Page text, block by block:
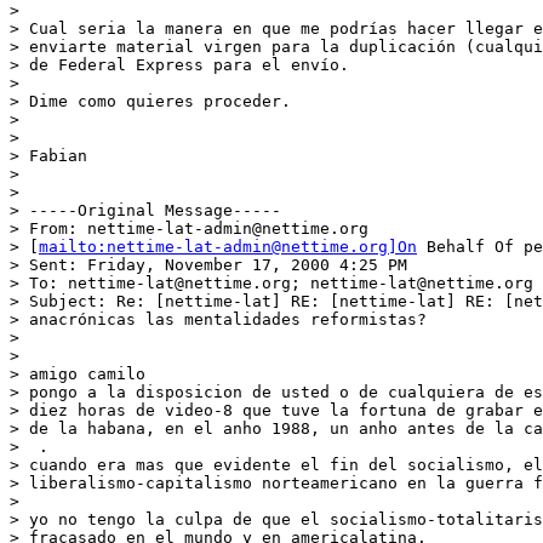
>
> Cual seria la manera en que me podrías hacer llegar
> enviarte material virgen para la duplicación
> de Federal Express para el envío.
>
> Dime como quieres proceder.
>
>
> Fabian
>
>
> -----Original Message-----
> From: nettime-lat-admin@nettime.org
> [ mailto:nettime-lat-admin@nettime.org]On Behalf Of pedro lopez casuso
> Sent: Friday, November 17, 2000 4:25 PM
> To: nettime-lat@nettime.org; nettime-lat@nettime.org
> Subject: Re: [nettime-lat] RE: [nettime-lat] RE: [nettime-lat] Son
> anacrónicas las mentalidades reformistas?
>
>
> amigo camilo
> pongo a la disposicion de usted o de cualquiera de esta lista
> diez horas de video-8 que tuve la fortuna de grabar en las propias calles
> de la habana, en el anho 1988, un anho antes de la caida del muro de berlin
>  .
> cuando era mas que evidente el fin del socialismo, el triunfo del
> liberalismo-capitalismo norteamericano en la guerra fria.
>
> yo no tengo la culpa de que el socialismo-totalitarismo-estatismo- haya
> fracasado en el mundo y en americalatina.
>
> simplemente he estado registrado el fenomeno desde el anho 1971, y
> lamentablemente no puedo decir que la guerra fria la haya ganado el
> socialismo. y, dado que se trata de una guerra ideologica, donde los medios
> de comunicacion libres, la libertad de expresion es el arma fundamental y
> mas poderosa, el socialismo, por su naturaleza cerrada, oscura y viciada,
> de logros sociales que se esconden porque no existen, esta condenado al
> fracaso, ayer, hoy y manhana. mucho mas ahora con internet, en la que todos
> tenemos acceso a los medios de produccion: las computadoras. fijese que yo
> no tengo nada mas que una computadora y un e-mail gratis, y ustedes no me
> van a callar. el silencio no cabe aqui.
>
> fui por primera vez a la habana (en 1988) invitado por el regimen, junto a
> un grupo de intelectuales y artistas venezolanos, para una serie de actos
> oficiales, inauguraciones, visitas guiadas a sitios puntuales para que
> vieramos los logros de la revolucion.
>
> y ahi estaba yo, quien veninte anhos antes habia sido expulsado de la ucab
> por defender a la "revolucion" cubana, armado con una camara handycam v-8,
> la primera que saco la sony, que no era reflex, con un solo lente gran
> angular, y dispuesto a registrar con mis propios medios, le verdad verdad
> de lo que es el regimen, y de la libertad que tiene la gente para vivir la
> tal revolucion. asi que este que esta aqui, se salto todos los protocolos
> del programa y las visitas guiadas, por supuesto preparadas, con comidas y
> cokteles, visitas a varadero, a casa de las americas y a la bodeguita del
> medio, y me lance a las calles de la habana con mi camarita, dos baterias de
> una hora y cinco cintas de dos horas cada una. que tal?
>
> es imposible resumir en diez lineas lo que fueron esas diez horas en la
> habana, pero lo que puedo decirle es que en ningun pais de america que la he
> recorrido de norte a sur, alguien me ha parado en una calle oscura para
> pedirme ayuda para salir de aquel infierno, o en medio de una boda
> en pleno dia, y ningun ninho de la calle me ha detenido en rio, buenos
> aires, o caracas, como si lo hicieron varios en la habana, para decirme
> simplemente: "sr. sr. yo me quiero ir pa'los estados unidos".
>
> y a mi, eso, sr. camilo ernesto, fue lo menos que me paso en la habana
> a pesar de las caras que me pusieron mis "companheros" de viaje y los
> funcionarios que trataron de meterme al redil inutilmente y hasta me
> amenazaron con decomisar mis videos.  salir con mis registros fue posible
> porque estaba entre un grupo de invitados que no iban a permitirlo. asi que
> pude hacerlo bajo amenaza de que ellos harian seguimiento a lo que iria a
> hacer con estos videos en venezuela.
>
> asi que mi querido amigo, como yo no soy un militante anticubano, ni soy de
> la cia, ni amigo del capitalismo per se, guarde mis videos. los cuales, de
> paso, ninguno de los intelectuales de la izquierda venezolana --que fueron a
> marcar tarjeta a la isla-- se mostro interesado en conocer.
>
> no se olvide que nuestros intelectuales, como muchos en america latina,
> algunos de los cuales --cuyos textos son reproducidos en esta lista-- sufren
> de ese mal anticapitalista.
>
> la verdad es que todos ellos estaban agrupados en ese partido llamado
> movimiento al socialismo, y el cual paradojicamente se sigue llamando asi
> y a algunos de ellos presentes en aquella visita, los